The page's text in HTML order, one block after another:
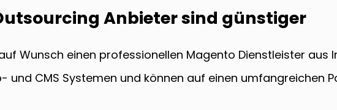
Anbieter sind günstiger
Wunsch einen professionellen Magento Dienstleister aus
und CMS Systemen und können auf einen umfangreichen